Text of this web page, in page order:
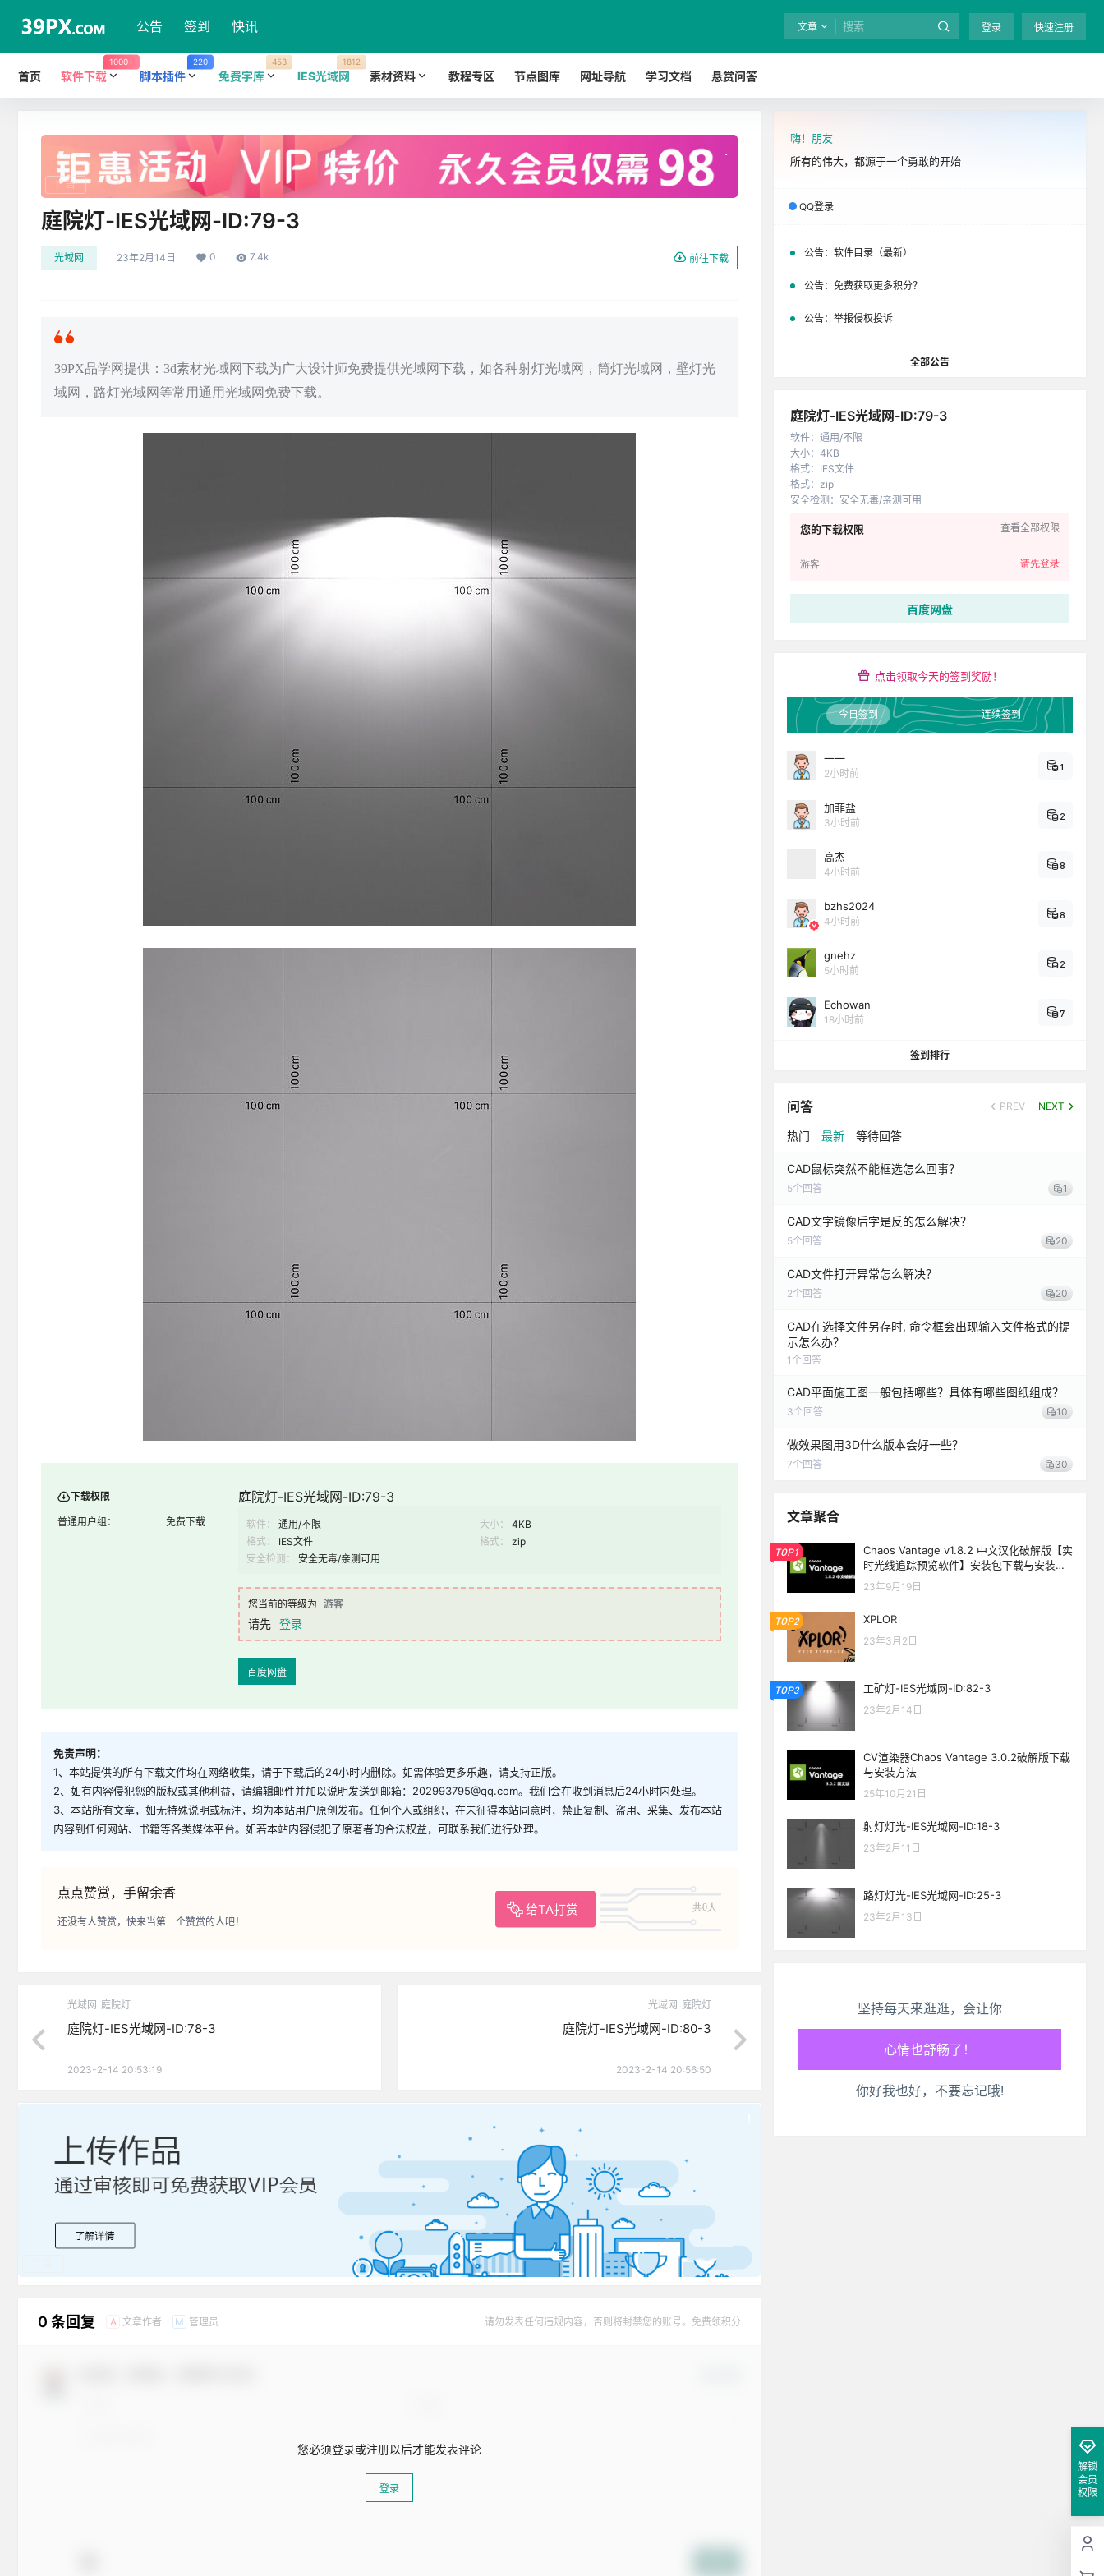
公告 签到 快讯 文章 登录 快速注册
首页 软件下载
1000+
脚本插件
220
免费字库
453
IES光域网
1812
素材资料 教程专区 节点图库 网址导航 学习文档 悬赏问答
. 全站终身免费下载！ 立即开通
广告
庭院灯-IES光域网-ID:79-3
光域网 23年2月14日 0 7.4k 前往下载
39PX品学网提供：3d素材光域网下载为广大设计师免费提供光域网下载，如各种射灯光域网，筒灯光域网，壁灯光
域网，路灯光域网等常用通用光域网免费下载。
下载权限
普通用户组： 免费下载
庭院灯-IES光域网-ID:79-3
软件： 通用/不限 大小：
4KB
格式：
IES文件 格式：
zip
安全检测：
安全无毒/亲测可用
您当前的等级为 游客
请先 登录
百度网盘
免责声明：
1、本站提供的所有下载文件均在网络收集，请于下载后的24小时内删除。如需体验更多乐趣，请支持正版。
2、如有内容侵犯您的版权或其他利益，请编辑邮件并加以说明发送到邮箱：202993795@qq.com。我们会在收到消息后24小时内处理。
3、本站所有文章，如无特殊说明或标注，均为本站用户原创发布。任何个人或组织，在未征得本站同意时，禁止复制、盗用、采集、发布本站
内容到任何网站、书籍等各类媒体平台。如若本站内容侵犯了原著者的合法权益，可联系我们进行处理。
点点赞赏，手留余香
给TA打赏 共0人
还没有人赞赏，快来当第一个赞赏的人吧！
光域网 庭院灯
庭院灯-IES光域网-ID:78-3
2023-2-14 20:53:19
光域网 庭院灯
庭院灯-IES光域网-ID:80-3
2023-2-14 20:56:50
0 条回复 A 文章作者 M 管理员 请勿发表任何违规内容，否则将封禁您的账号。免费领积分
您必须登录或注册以后才能发表评论
登录
嗨！朋友
所有的伟大，都源于一个勇敢的开始
QQ登录
公告： 软件目录（最新）
公告： 免费获取更多积分？
公告： 举报侵权投诉
全部公告
庭院灯-IES光域网-ID:79-3
软件： 通用/不限
大小： 4KB
格式： IES文件
格式： zip
安全检测 ： 安全无毒/亲测可用
您的下载权限 查看全部权限
游客 请先登录
百度网盘
点击领取今天的签到奖励！
今日签到 连续签到
一一
2小时前
1
加菲盐
3小时前
2
高杰
4小时前
8
bzhs2024
4小时前
8
gnehz
5小时前
2
Echowan
18小时前
7
签到排行
问答 PREV NEXT
热门 最新 等待回答
CAD鼠标突然不能框选怎么回事？
5个回答 1
CAD文字镜像后字是反的怎么解决？
5个回答 20
CAD文件打开异常怎么解决？
2个回答 20
CAD在选择文件另存时, 命令框会出现输入文件格式的提
示怎么办？
1 个回答
CAD平面施工图一般包括哪些？具体有哪些图纸组成？
3个回答 10
做效果图用3D什么版本会好一些？
7个回答 30
文章聚合
TOP1
Chaos Vantage v1.8.2 中文汉化破解版【实
时光线追踪预览软件】安装包下载与安装教
23年9月19日
TOP2 XPLOR
23年3月2日
TOP3 工矿灯-IES光域网-ID:82-3
23年2月14日
CV渲染器Chaos Vantage 3.0.2破解版下载
与安装方法
25年10月21日
射灯灯光-IES光域网-ID:18-3
23年2月11日
路灯灯光-IES光域网-ID:25-3
23年2月13日
坚持每天来逛逛，会让你
生活也美好了！
心情也舒畅了！
你好我也好，不要忘记哦!
解锁
会员
权限